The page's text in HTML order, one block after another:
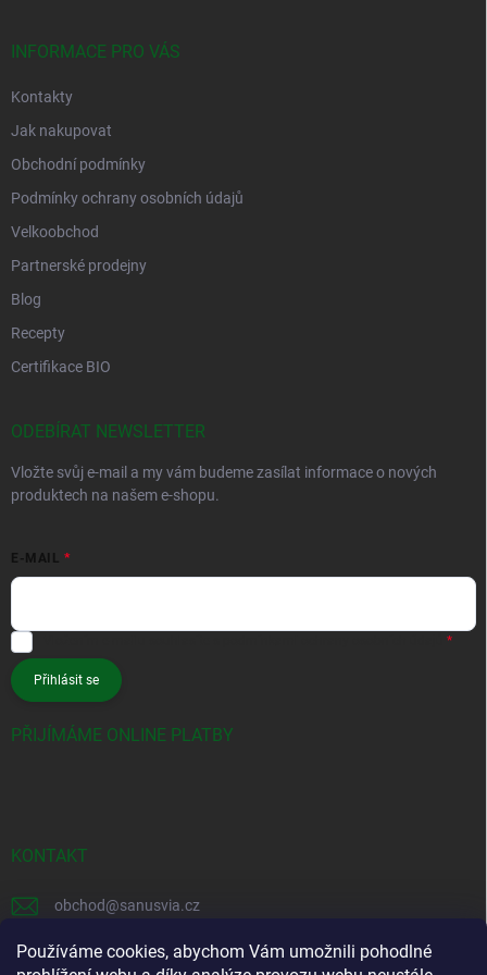
Používáme cookies, abychom Vám umožnili pohodlné
INFORMACE PRO VÁS
Kontakty
Jak nakupovat
Obchodní podmínky
Podmínky ochrany osobních údajů
Velkoobchod
Partnerské prodejny
Blog
Recepty
Certifikace BIO
ODEBÍRAT NEWSLETTER
Vložte svůj e-mail a my vám budeme zasílat informace o nových
produktech na našem e-shopu.
E-MAIL
Přihlásit se
PŘIJÍMÁME ONLINE PLATBY
KONTAKT
obchod@sanusvia.cz
+420 604 245 725